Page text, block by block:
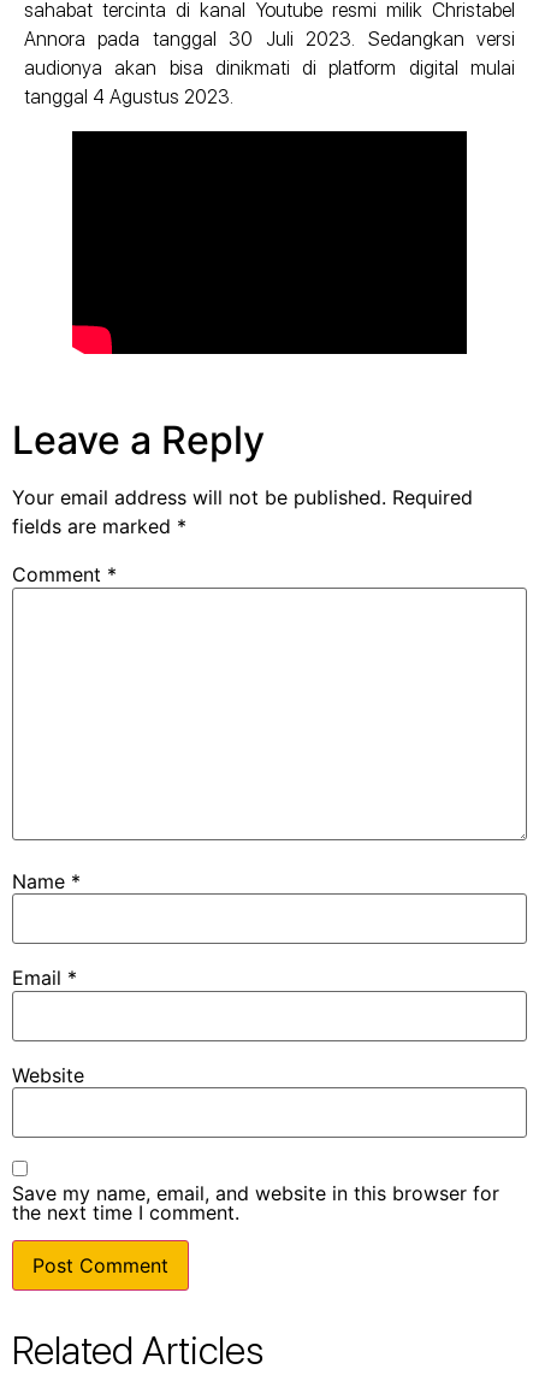
sahabat tercinta di kanal Youtube resmi milik Christabel
Annora pada tanggal 30 Juli 2023. Sedangkan versi
audionya akan bisa dinikmati di platform digital mulai
tanggal 4 Agustus 2023.
Leave a Reply
Your email address will not be published. Required
fields are marked *
Comment *
Name *
Email *
Website
Save my name, email, and website in this browser for
the next time I comment.
Related Articles